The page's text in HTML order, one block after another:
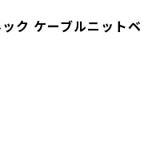
ク ケーブルニットベ